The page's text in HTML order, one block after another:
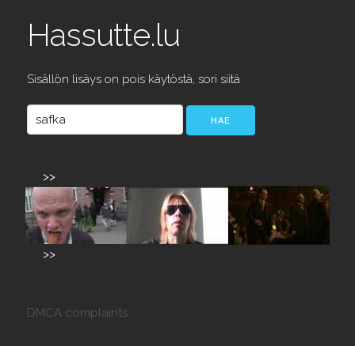
Hassutte.lu
Sisällön lisäys on pois käytöstä, sori siitä
>>
>>
DMCA complaints